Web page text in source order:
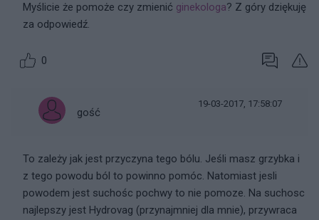
Myślicie że pomoże czy zmienić ginekologa? Z góry dziękuję
za odpowiedź.
0
gość
19-03-2017, 17:58:07
To zależy jak jest przyczyna tego bólu. Jeśli masz grzybka i
z tego powodu ból to powinno pomóc. Natomiast jesli
powodem jest suchośc pochwy to nie pomoze. Na suchosc
najlepszy jest Hydrovag (przynajmniej dla mnie), przywraca